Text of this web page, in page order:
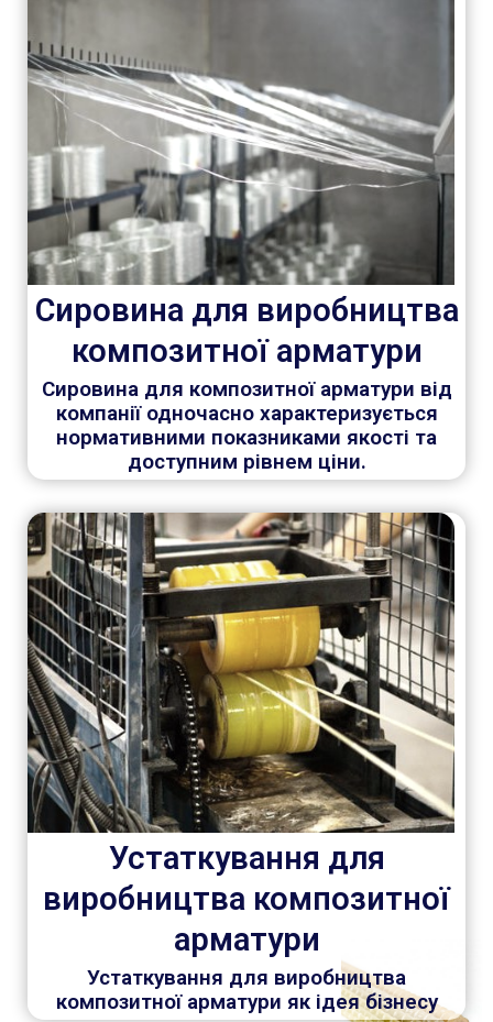
Сировина для виробництва
композитної арматури
Сировина для композитної арматури від
компанії одночасно характеризується
нормативними показниками якості та
доступним рівнем ціни.
Устаткування для
виробництва композитної
арматури
Устаткування для виробництва
композитної арматури як ідея бізнесу